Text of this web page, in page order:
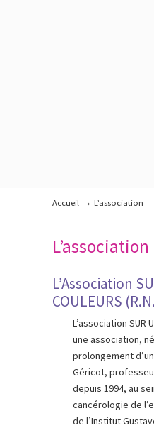
Accueil → L’association
L’association
L’Association
COULEURS
L’association SUR
une association,
prolongement
Géricot,
depuis 1994, au
cancérologie de
de l’Institut